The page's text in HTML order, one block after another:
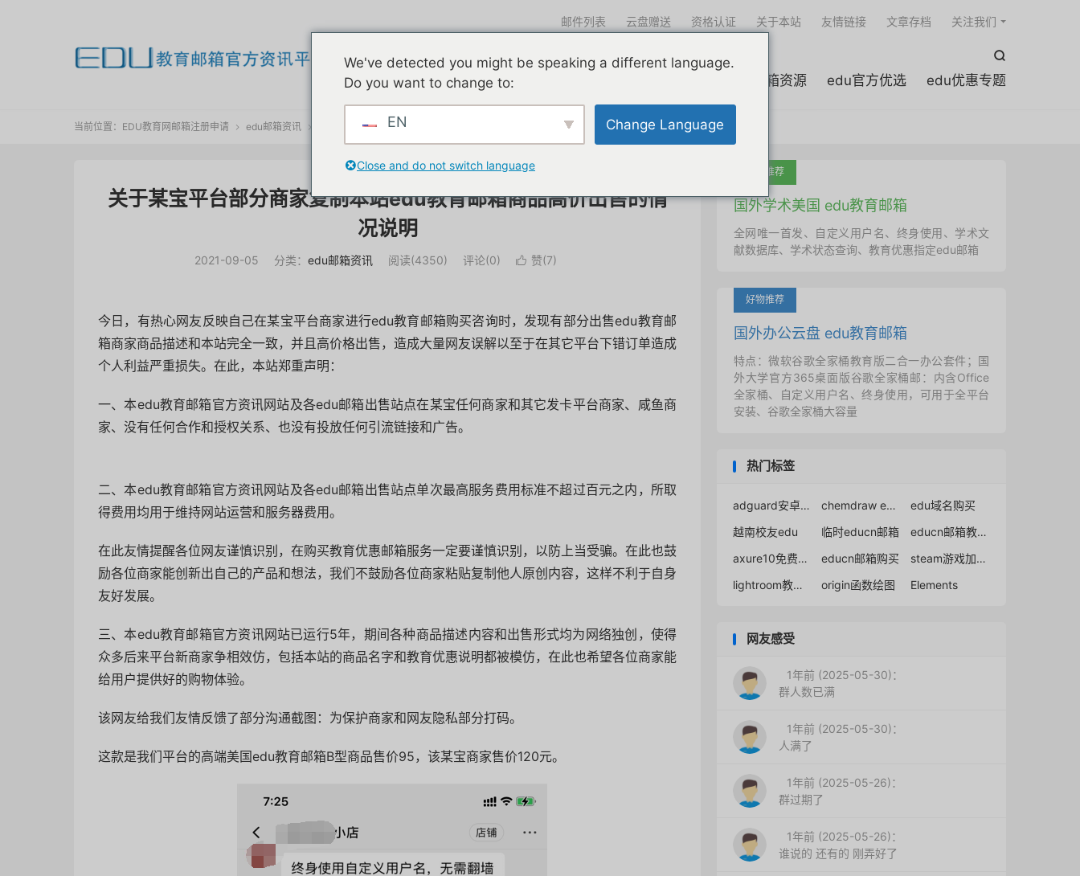
我们一直在努力

edu邮箱申请 edu邮箱资源 edu官方优选 edu优惠专题
邮件列表 云盘赠送 资格认证 关于本站 友情链接 文章存档 关注我们
当前位置： EDU教育网邮箱注册申请  edu邮箱资讯 
关于某宝平台部分商家复制本站edu教育邮箱商品高价出售的情
况说明
2021-09-05 分类： edu邮箱资讯 阅读(4350) 评论(0)  赞(7)
今日，有热心网友反映自己在某宝平台商家进行edu教育邮箱购买咨询时，发现有部分出售edu教育邮
箱商家商品描述和本站完全一致，并且高价格出售，造成大量网友误解以至于在其它平台下错订单造成
个人利益严重损失。在此，本站郑重声明：
一、本edu教育邮箱官方资讯网站及各edu邮箱出售站点在某宝任何商家和其它发卡平台商家、咸鱼商
家、没有任何合作和授权关系、也没有投放任何引流链接和广告。
二、本edu教育邮箱官方资讯网站及各edu邮箱出售站点单次最高服务费用标准不超过百元之内，所取
得费用均用于维持网站运营和服务器费用。
在此友情提醒各位网友谨慎识别，在购买教育优惠邮箱服务一定要谨慎识别，以防上当受骗。在此也鼓
励各位商家能创新出自己的产品和想法，我们不鼓励各位商家粘贴复制他人原创内容，这样不利于自身
友好发展。
三、本edu教育邮箱官方资讯网站已运行5年，期间各种商品描述内容和出售形式均为网络独创，使得
众多后来平台新商家争相效仿，包括本站的商品名字和教育优惠说明都被模仿，在此也希望各位商家能
给用户提供好的购物体验。
该网友给我们友情反馈了部分沟通截图：为保护商家和网友隐私部分打码。
这款是我们平台的高端美国edu教育邮箱B型商品售价95，该某宝商家售价120元。
吐血推荐
国外学术美国 edu教育邮箱
全网唯一首发、自定义用户名、终身使用、学术文
献数据库、学术状态查询、教育优惠指定edu邮箱
好物推荐
国外办公云盘 edu教育邮箱
特点：微软谷歌全家桶教育版二合一办公套件；国
外大学官方365桌面版谷歌全家桶邮：内含Office
全家桶、自定义用户名、终身使用，可用于全平台
安装、谷歌全家桶大容量
热门标签
adguard安卓免破解正版授权 chemdraw education
edu域名购买
越南校友edu
临时educn邮箱
educn邮箱教育优惠
axure10免费激活分享
educn邮箱购买
steam游戏加速器免费
lightroom教育版
origin函数绘图 Elements
网友感受
1年前 (2025-05-30)：
群人数已满
1年前 (2025-05-30)：
人满了
1年前 (2025-05-26)：
群过期了
1年前 (2025-05-26)：
谁说的 还有的 刚弄好了
We've detected you might be speaking a different language.
Do you want to change to:
EN Change Language
Close and do not switch language